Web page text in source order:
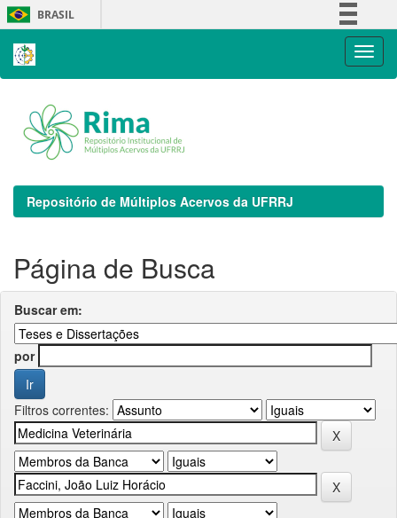
Skip
navigation
BRASIL
Repositório de Múltiplos Acervos da UFRRJ
Página de Busca
Buscar em:
por
Filtros correntes: